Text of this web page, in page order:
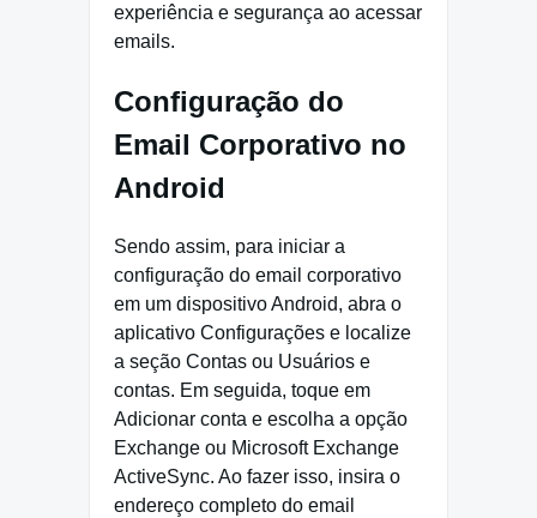
experiência e segurança ao acessar
emails.
Configuração do
Email Corporativo no
Android
Sendo assim, para iniciar a
configuração do email corporativo
em um dispositivo Android, abra o
aplicativo Configurações e localize
a seção Contas ou Usuários e
contas. Em seguida, toque em
Adicionar conta e escolha a opção
Exchange ou Microsoft Exchange
ActiveSync. Ao fazer isso, insira o
endereço completo do email